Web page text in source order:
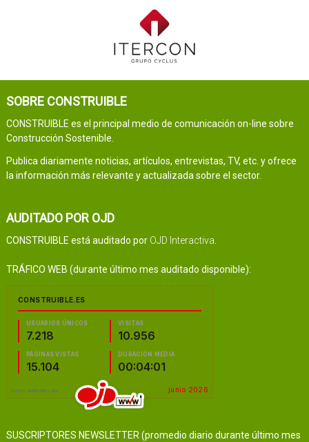
SOBRE CONSTRUIBLE
CONSTRUIBLE es el principal medio de comunicación on-line sobre
Construcción Sostenible.
Publica diariamente noticias, artículos, entrevistas, TV, etc. y ofrece
la información más relevante y actualizada sobre el sector.
AUDITADO POR OJD
CONSTRUIBLE está auditado por OJD Interactiva
TRÁFICO WEB (durante último mes auditado disponible):
SUSCRIPTORES NEWSLETTER (promedio diario durante último mes